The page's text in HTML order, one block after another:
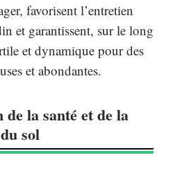
favorisent l’entretien
et garantissent, sur le long
et dynamique pour des
et abondantes.
la santé et de la
sol